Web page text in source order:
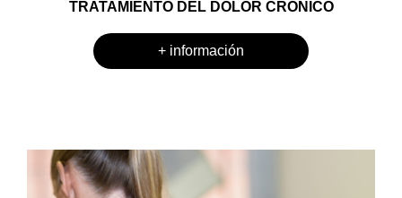
TRATAMIENTO DEL DOLOR CRÓNICO
+ información